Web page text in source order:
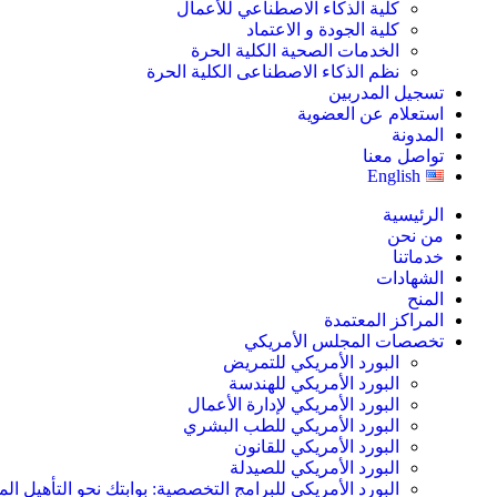
كلية الذكاء الاصطناعي للأعمال
كلية الجودة و الاعتماد
الخدمات الصحية الكلية الحرة
نظم الذكاء الاصطناعى الكلية الحرة
تسجيل المدربين
استعلام عن العضوية
المدونة
تواصل معنا
English
الرئيسية
من نحن
خدماتنا
الشهادات
المنح
المراكز المعتمدة
تخصصات المجلس الأمريكي
البورد الأمريكي للتمريض
البورد الأمريكي للهندسة
البورد الأمريكي لإدارة الأعمال
البورد الأمريكي للطب البشري
البورد الأمريكي للقانون
البورد الأمريكي للصيدلة
البورد الأمريكي للبرامج التخصصية: بوابتك نحو التأهيل